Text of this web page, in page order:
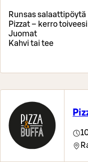
Runsas salaattipöytä
Pizzat – kerro toiveesi
Juomat
Kahvi tai tee